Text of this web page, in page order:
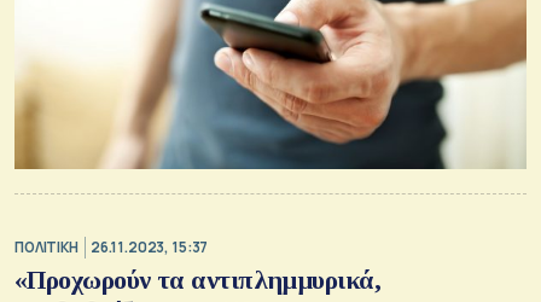
ΠΟΛΙΤΙΚΗ 26.11.2023, 15:37
«Προχωρούν τα αντιπλημμυρικά,